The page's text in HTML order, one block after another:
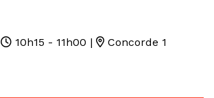
10h15 - 11h00 | Concorde 1